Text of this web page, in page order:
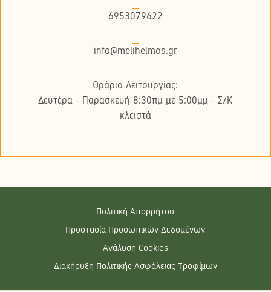
6953079622
info@melihelmos.gr
Ωράριο Λειτουργίας:
Δευτέρα - Παρασκευή 8:30πμ με 5:00μμ - Σ/K
κλειστά
Πολιτική Απορρήτου
Προστασία Προσωπικών Δεδομένων
Ανάλυση Cookies
Διακήρυξη Πολιτικής Ασφάλειας Τροφίμων